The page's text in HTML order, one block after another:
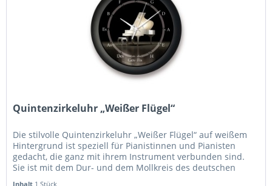
Quintenzirkeluhr „Weißer Flügel“
Die stilvolle Quintenzirkeluhr „Weißer Flügel“ auf weißem
Hintergrund ist speziell für Pianistinnen und Pianisten
gedacht, die ganz mit ihrem Instrument verbunden sind.
Sie ist mit dem Dur- und dem Mollkreis des deutschen
Inhalt 1 Stück